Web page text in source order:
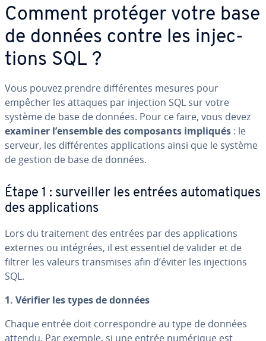
Comment protéger votre base
de données contre les in­jec­
tions SQL ?
Vous pouvez prendre dif­fé­rentes mesures pour
empêcher les attaques par injection SQL sur votre
système de base de données. Pour ce faire, vous devez
examiner l’ensemble des com­po­sants impliqués : le
serveur, les dif­fé­rentes ap­pli­ca­tions ainsi que le système
de gestion de base de données.
Étape 1 : sur­veil­ler les entrées au­to­ma­tiques
des ap­pli­ca­tions
Lors du trai­te­ment des entrées par des ap­pli­ca­tions
externes ou intégrées, il est essentiel de valider et de
filtrer les valeurs trans­mises afin d’éviter les in­jec­tions
SQL.
1. Vérifier les types de données
Chaque entrée doit cor­res­pondre au type de données
attendu. Par exemple, si une entrée numérique est